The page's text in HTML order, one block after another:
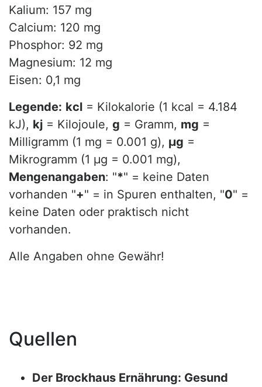
Kalium: 157 mg
Calcium: 120 mg
Phosphor: 92 mg
Magnesium: 12 mg
Eisen: 0,1 mg
Legende: kcl = Kilokalorie (1 kcal = 4.184
kJ), kj = Kilojoule, g = Gramm, mg =
Milligramm (1 mg = 0.001 g), µg =
Mikrogramm (1 µg = 0.001 mg),
Mengenangaben: "*" = keine Daten
vorhanden "+" = in Spuren enthalten, "0" =
keine Daten oder praktisch nicht
vorhanden.
Alle Angaben ohne Gewähr!
Quellen
Der Brockhaus Ernährung: Gesund